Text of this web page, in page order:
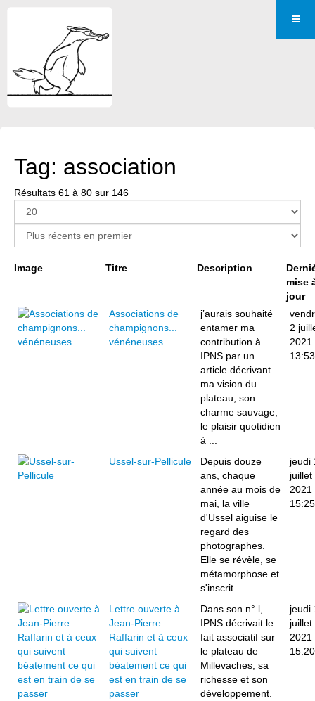
Tag: association
Résultats 61 à 80 sur 146
Image Titre Description
mise
jour
Associations de
champignons...
vénéneuses
j’aurais souhaité
entamer ma
contribution à
IPNS par un
article décrivant
ma vision du
plateau, son
charme sauvage,
le plaisir quotidien
à ...
2
2021
13:53
Ussel-sur-Pellicule
Depuis douze
ans, chaque
année au mois de
mai, la ville
d'Ussel aiguise le
regard des
photographes.
Elle se révèle, se
métamorphose et
s'inscrit ...
jeudi
juillet
2021
15:25
Lettre ouverte à
Jean-Pierre
Raffarin et à ceux
qui suivent
béatement ce qui
est en train de se
passer
Dans son n° l,
IPNS décrivait le
fait associatif sur
le plateau de
Millevaches, sa
richesse et son
développement.
jeudi
juillet
2021
15:20